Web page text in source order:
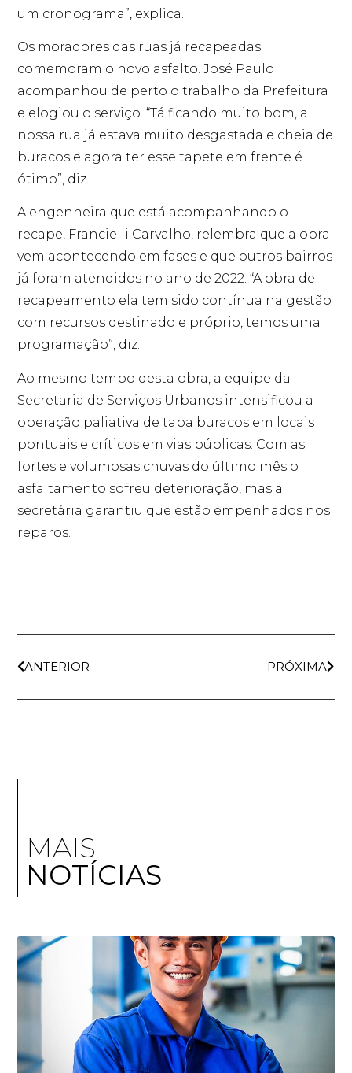
um cronograma”, explica.
Os moradores das ruas já recapeadas
comemoram o novo asfalto. José Paulo
acompanhou de perto o trabalho da Prefeitura
e elogiou o serviço. “Tá ficando muito bom, a
nossa rua já estava muito desgastada e cheia de
buracos e agora ter esse tapete em frente é
ótimo”, diz.
A engenheira que está acompanhando o
recape, Francielli Carvalho, relembra que a obra
vem acontecendo em fases e que outros bairros
já foram atendidos no ano de 2022. “A obra de
recapeamento ela tem sido contínua na gestão
com recursos destinado e próprio, temos uma
programação”, diz.
Ao mesmo tempo desta obra, a equipe da
Secretaria de Serviços Urbanos intensificou a
operação paliativa de tapa buracos em locais
pontuais e críticos em vias públicas. Com as
fortes e volumosas chuvas do último mês o
asfaltamento sofreu deterioração, mas a
secretária garantiu que estão empenhados nos
reparos.
ANTERIOR PRÓXIMA
MAIS
NOTÍCIAS